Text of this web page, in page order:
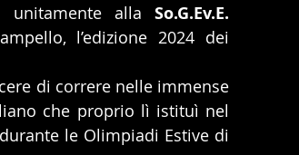
unitamente alla So.G.Ev.E.
l’edizione 2024 dei
di correre nelle immense
che proprio lì istituì nel
le Olimpiadi Estive di